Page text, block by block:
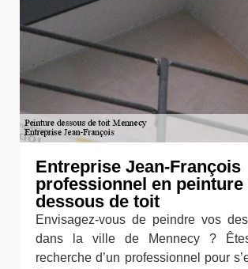
Entreprise Jean-François
professionnel en peinture
dessous de toit
Envisagez-vous de peindre vos
dans la ville de Mennecy ?
recherche d’un professionnel pour